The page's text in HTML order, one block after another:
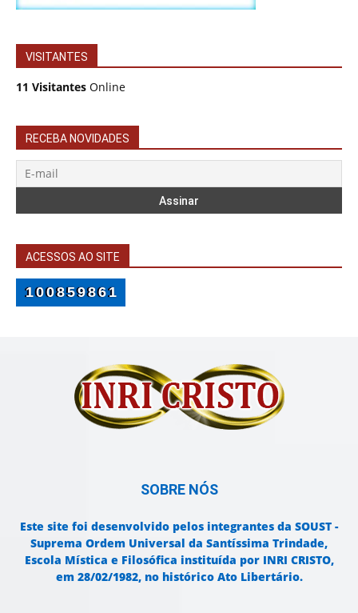
VISITANTES
11 Visitantes Online
RECEBA NOVIDADES
ACESSOS AO SITE
100859861
SOBRE NÓS
Este site foi desenvolvido pelos integrantes da SOUST -
Suprema Ordem Universal da Santíssima Trindade,
Escola Mística e Filosófica instituída por INRI CRISTO,
em 28/02/1982, no histórico Ato Libertário.